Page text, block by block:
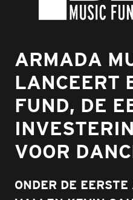
PNG
ARMADA
LANCEERT
FUND, DE
VOOR
ONDER DE